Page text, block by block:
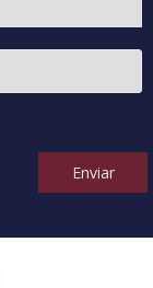
Enviar